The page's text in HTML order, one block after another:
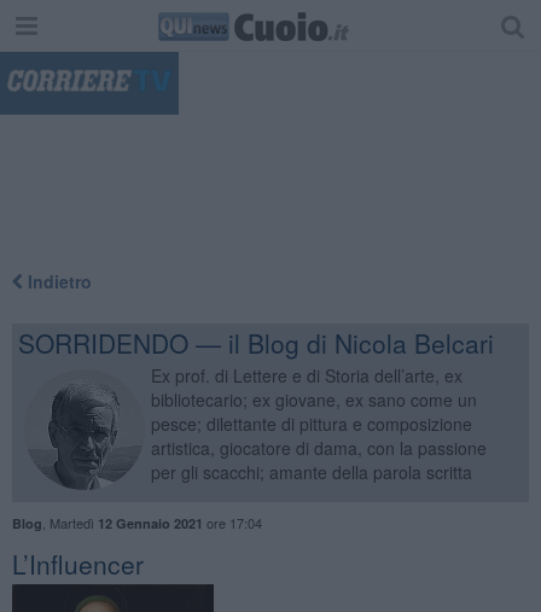
Indietro
SORRIDENDO — il Blog di Nicola Belcari
Ex prof. di Lettere e di Storia dell’arte, ex
bibliotecario; ex giovane, ex sano come un
pesce; dilettante di pittura e composizione
artistica, giocatore di dama, con la passione
per gli scacchi; amante della parola scritta
Blog Martedì 12 Gennaio 2021 ore 17:04
L’Influencer